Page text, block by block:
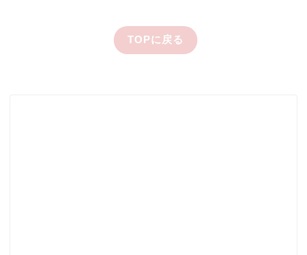
TOPに戻る